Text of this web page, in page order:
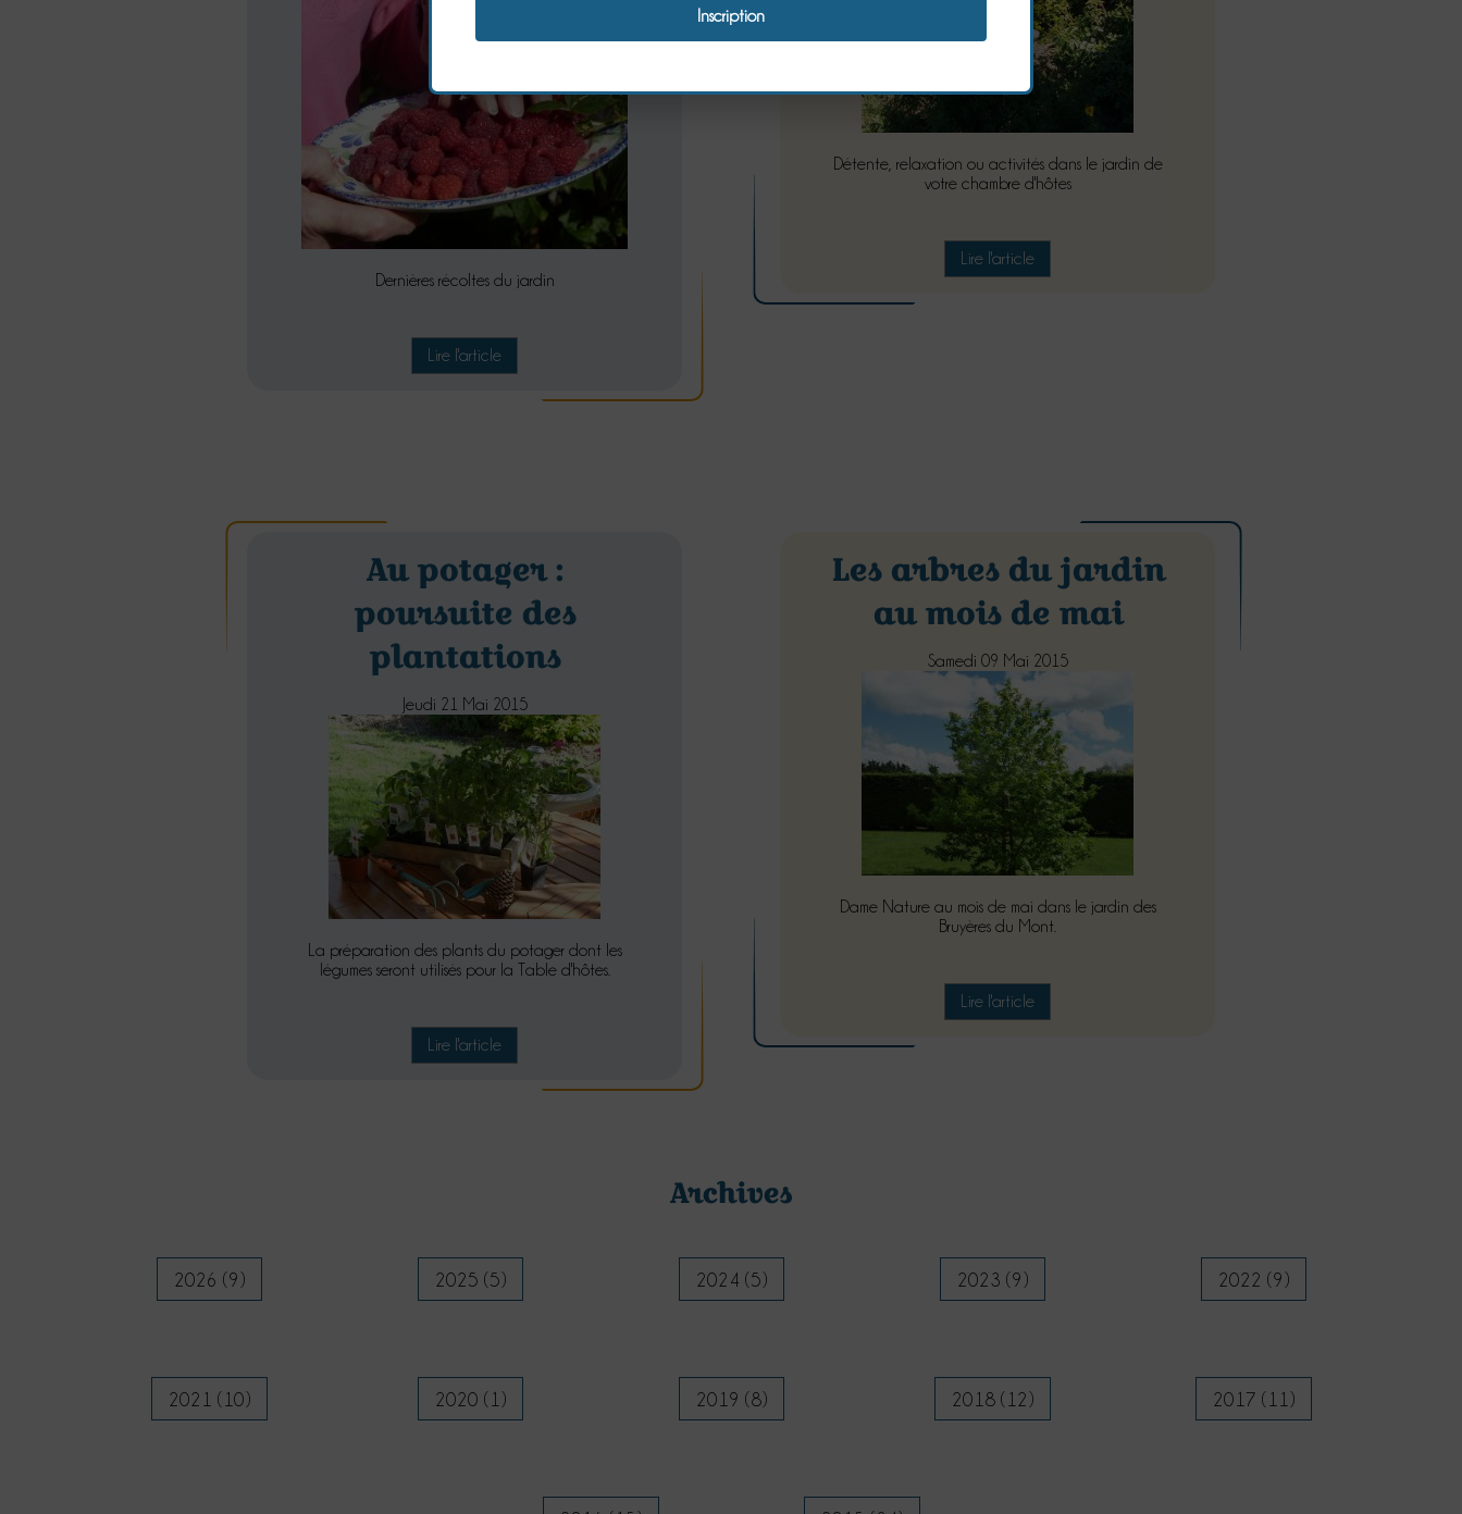
Dernières récoltes du jardin
Lire l'article
Détente, relaxation ou activités dans le jardin de
votre chambre d'hôtes
Lire l'article
Au potager :
poursuite des
plantations
Jeudi 21 Mai 2015
La préparation des plants du potager dont les
légumes seront utilisés pour la Table d'hôtes.
Lire l'article
Les arbres du jardin
au mois de mai
Samedi 09 Mai 2015
Dame Nature au mois de mai dans le jardin des
Bruyères du Mont.
Lire l'article
Archives
2026 (9) 2025 (5) 2024 (5) 2023 (9) 2022 (9)
2021 (10) 2020 (1) 2019 (8) 2018 (12) 2017 (11)